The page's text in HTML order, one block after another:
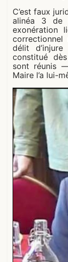
C’est faux
alinéa 3 de
exonération
correctionnel
délit
constitué
sont réunis
Maire l’a lui-